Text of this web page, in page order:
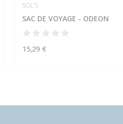
SOL'S
SAC DE VOYAGE - ODEON
15,29 €